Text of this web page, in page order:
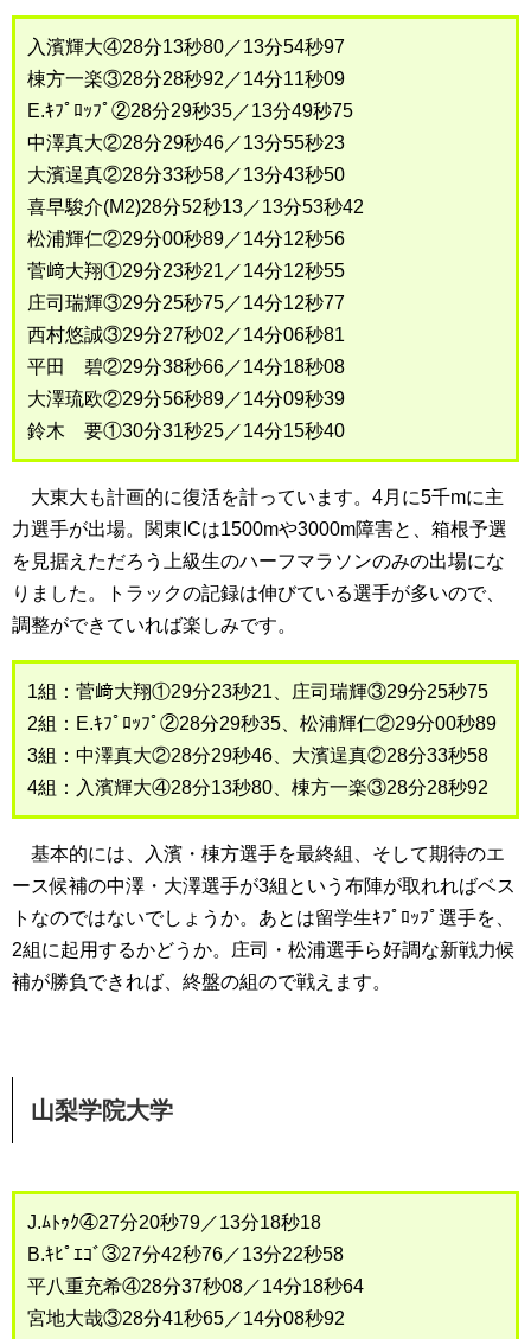
入濱輝大④28分13秒80／13分54秒97
棟方一楽③28分28秒92／14分11秒09
E.ｷﾌﾟﾛｯﾌﾟ②28分29秒35／13分49秒75
中澤真大②28分29秒46／13分55秒23
大濱逞真②28分33秒58／13分43秒50
喜早駿介(M2)28分52秒13／13分53秒42
松浦輝仁②29分00秒89／14分12秒56
菅﨑大翔①29分23秒21／14分12秒55
庄司瑞輝③29分25秒75／14分12秒77
西村悠誠③29分27秒02／14分06秒81
平田 碧②29分38秒66／14分18秒08
大澤琉欧②29分56秒89／14分09秒39
鈴木 要①30分31秒25／14分15秒40
大東大も計画的に復活を計っています。4月に5千mに主
力選手が出場。関東ICは1500mや3000m障害と、箱根予選
を見据えただろう上級生のハーフマラソンのみの出場にな
りました。トラックの記録は伸びている選手が多いので、
調整ができていれば楽しみです。
1組：菅﨑大翔①29分23秒21、庄司瑞輝③29分25秒75
2組：E.ｷﾌﾟﾛｯﾌﾟ②28分29秒35、松浦輝仁②29分00秒89
3組：中澤真大②28分29秒46、大濱逞真②28分33秒58
4組：入濱輝大④28分13秒80、棟方一楽③28分28秒92
基本的には、入濱・棟方選手を最終組、そして期待のエ
ース候補の中澤・大澤選手が3組という布陣が取れればベス
トなのではないでしょうか。あとは留学生ｷﾌﾟﾛｯﾌﾟ選手を、
2組に起用するかどうか。庄司・松浦選手ら好調な新戦力候
補が勝負できれば、終盤の組ので戦えます。
山梨学院大学
J.ﾑﾄｩｸ④27分20秒79／13分18秒18
B.ｷﾋﾟｴｺﾞ③27分42秒76／13分22秒58
平八重充希④28分37秒08／14分18秒64
宮地大哉③28分41秒65／14分08秒92